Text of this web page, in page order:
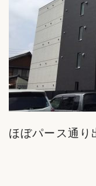
ほぼパース通り